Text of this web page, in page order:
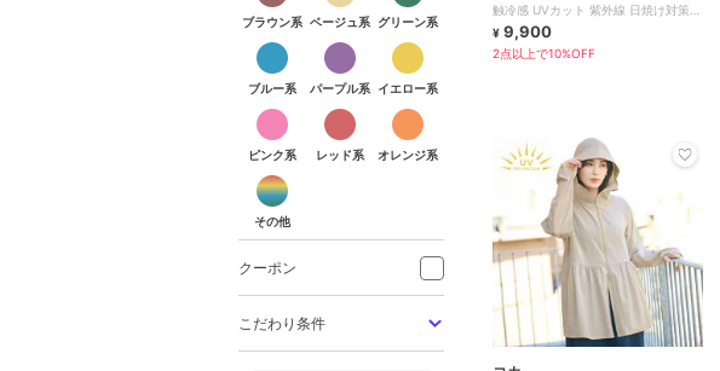
ブラウン系 ベージュ系 グリーン系
ブルー系
ブルー系
パープル系
パープル系
イエロー系
イエロー系
ピンク系
ピンク系
レッド系
レッド系
オレンジ系
オレンジ系
その他
その他
クーポン
こだわり条件
触冷感 UVカット 紫外線 日焼け対策
レディース
¥ 9,900
2点以上で10%OFF